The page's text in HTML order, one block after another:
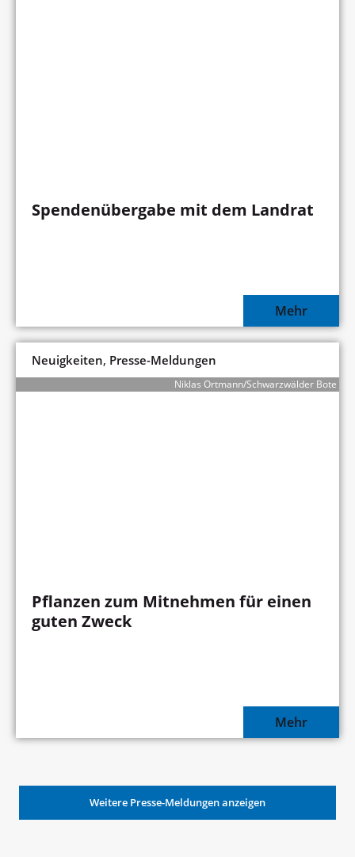
Spendenübergabe mit dem Landrat
Mehr
Neuigkeiten, Presse-Meldungen
Niklas Ortmann/Schwarzwälder Bote
Pflanzen zum Mitnehmen für einen
guten Zweck
Mehr
Weitere Presse-Meldungen anzeigen